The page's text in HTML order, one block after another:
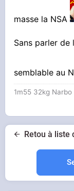
masse la NSA
Sans parler
semblable au
1m55 32kg
Retou à liste